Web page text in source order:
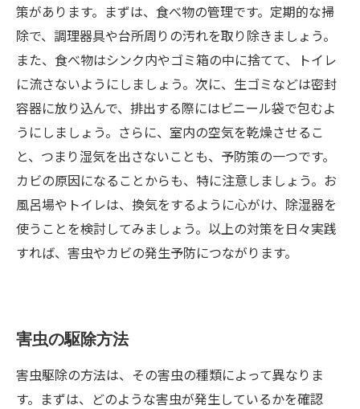
策があります。まずは、食べ物の管理です。定期的な掃
除で、調理器具や台所周りの汚れを取り除きましょう。
また、食べ物はシンク内やゴミ箱の中に捨てて、トイレ
に流さないようにしましょう。次に、生ゴミなどは密封
容器に放り込んで、排出する際にはビニール袋で包むよ
うにしましょう。さらに、室内の空気を乾燥させるこ
と、つまり湿気を出さないことも、予防策の一つです。
カビの原因になることからも、特に注意しましょう。お
風呂場やトイレは、換気をするように心がけ、除湿器を
使うことを検討してみましょう。以上の対策を日々実践
すれば、害虫やカビの発生予防につながります。
害虫の駆除方法
害虫駆除の方法は、その害虫の種類によって異なりま
す。まずは、どのような害虫が発生しているかを確認